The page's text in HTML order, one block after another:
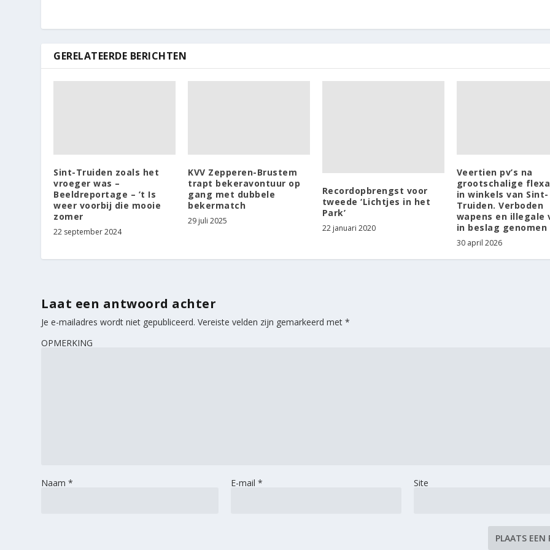
GERELATEERDE BERICHTEN
Sint-Truiden zoals het
vroeger was –
Beeldreportage – ’t Is
weer voorbij die mooie
zomer
22 september 2024
KVV Zepperen-Brustem
trapt bekeravontuur op
gang met dubbele
bekermatch
29 juli 2025
Recordopbrengst voor
tweede ‘Lichtjes in het
Park’
22 januari 2020
Veertien pv’s na
grootschalige
in winkels van Sint-
Truiden. Verboden
wapens en illegale
in beslag genomen
30 april 2026
Laat een antwoord achter
Je e-mailadres wordt niet gepubliceerd. Vereiste velden zijn gemarkeerd met*
OPMERKING
Naam* E-mail * Site